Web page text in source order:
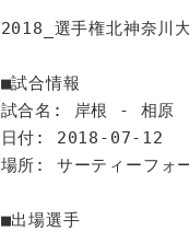
2018_選手権北神奈川
■試合情報
試合名: 岸根 - 相原
日付: 2018-07-12
場所: サーティーフォ
■出場選手